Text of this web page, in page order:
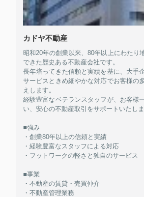
カドヤ不動産
昭和20年の創業以来、80年以上にわたり
できた歴史ある不動産会社です。
長年培ってきた信頼と実績を基に、大手
サービスときめ細やかな対応でお客様の
えします。
経験豊富なベテランスタッフが、お客様
い、安心の不動産取引をサポートいたしま
■強み
・創業80年以上の信頼と実績
・経験豊富なスタッフによる対応
・フットワークの軽さと独自のサービス
■事業
・不動産の賃貸・売買仲介
・不動産管理業務